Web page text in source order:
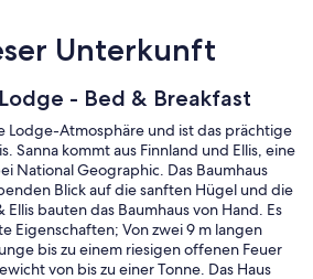
Unterkunft
- Bed & Breakfast
Lodge-Atmosphäre und ist das prächtige
Sanna kommt aus Finnland und Ellis, eine
National Geographic. Das Baumhaus
Blick auf die sanften Hügel und die
bauten das Baumhaus von Hand. Es
Eigenschaften; Von zwei 9 m langen
bis zu einem riesigen offenen Feuer
von bis zu einer Tonne. Das Haus